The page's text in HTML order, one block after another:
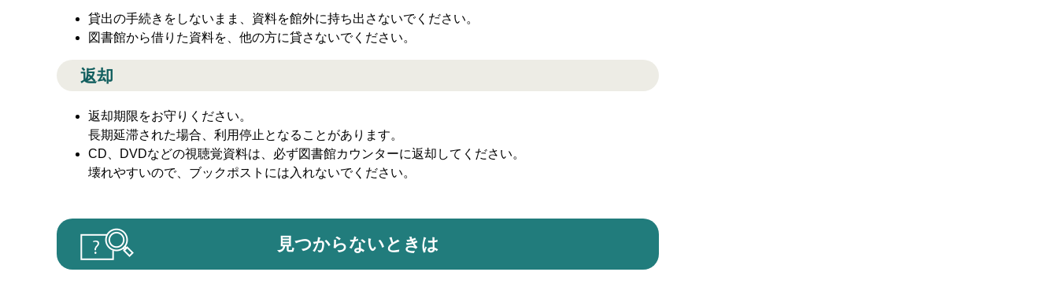
貸出の手続きをしないまま、資料を館外に持ち出さないでください。
図書館から借りた資料を、他の方に貸さないでください。
返却
返却期限をお守りください。
長期延滞された場合、利用停止となることがあります。
CD、DVDなどの視聴覚資料は、必ず図書館カウンターに返却してください。
壊れやすいので、ブックポストには入れないでください。
見つからないときは